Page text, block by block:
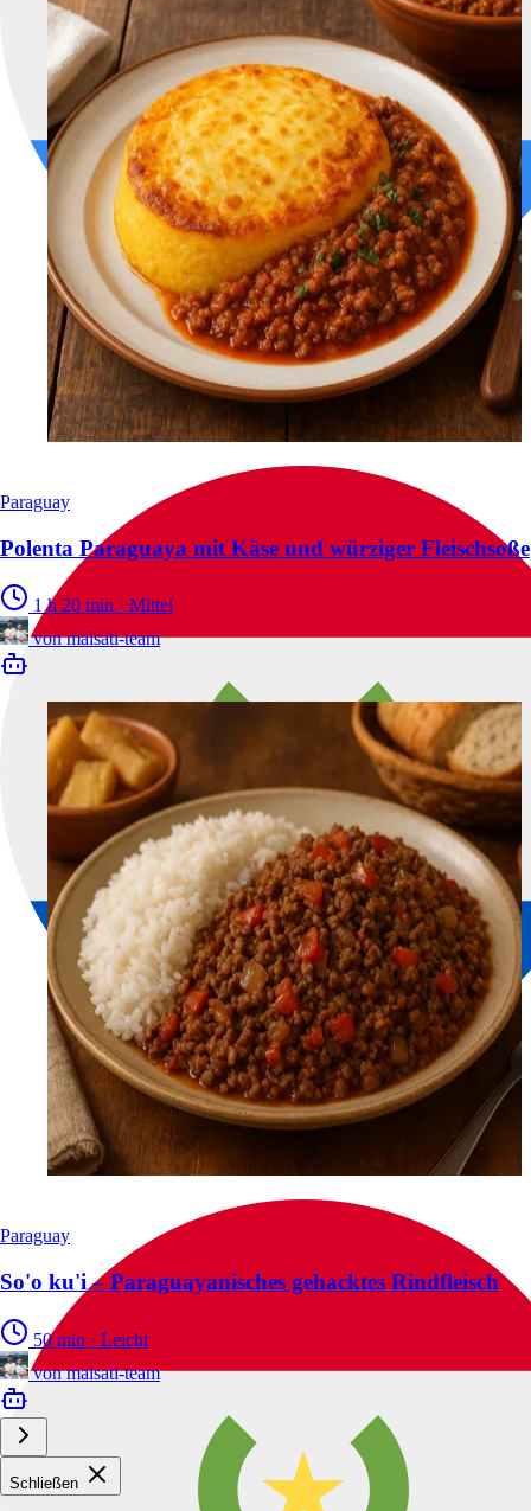
Paraguay
Polenta Paraguaya mit Käse und würziger Fleischsoße
1 h 20 min · Mittel
von malsati-team
Paraguay
So'o ku'i – Paraguayanisches gehacktes Rindfleisch
50 min · Leicht
von malsati-team
Schließen